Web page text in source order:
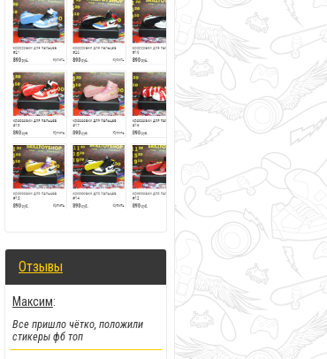
!!!Новинка!!!
бренда
Отзывы
Максим:
Все пришло чётко, положили
стикеры фб топ